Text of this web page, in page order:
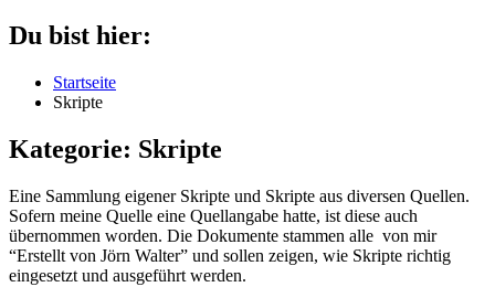
Du bist hier:
Startseite
Skripte
Kategorie: Skripte
Eine Sammlung eigener Skripte und Skripte aus diversen Quellen.
Sofern meine Quelle eine Quellangabe hatte, ist diese auch
übernommen worden. Die Dokumente stammen alle von mir
“Erstellt von Jörn Walter” und sollen zeigen, wie Skripte richtig
eingesetzt und ausgeführt werden.